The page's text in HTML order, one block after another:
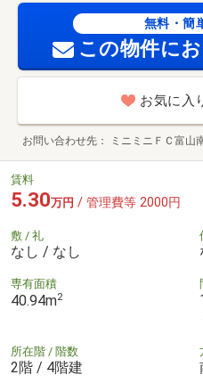
無料・簡
この物件に
お気に入
お問い合わせ先 ミニミニＦＣ富
賃料
5.30万円 / 管理費等 2000円
敷 / 礼
なし / なし
専有面積
40.94m2
所在階 / 階数
2階 / 4階建